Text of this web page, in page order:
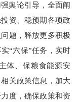
舆论引导，全面阐
资、稳预期各项政
题，释放更多积极
“六保”任务，实时
体、保粮食能源安
关政策信息，加大
度，确保政策和资